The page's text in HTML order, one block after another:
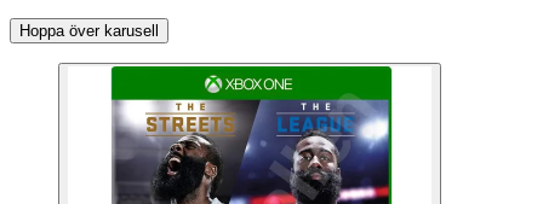
Hoppa över karusell